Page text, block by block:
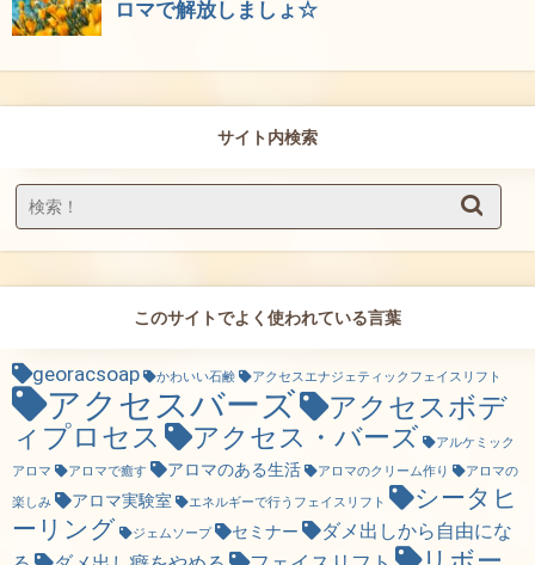
サイト内検索
このサイトでよく使われている言葉
georacsoap かわいい石鹸 アクセスエナジェティックフェイスリフト
アクセスバーズ
アクセスボデ
ィプロセス
アクセス・バーズ
アルケミック
アロマ
アロマで癒す アロマのある生活 アロマのクリーム作り
アロマの
楽しみ
アロマ実験室 エネルギーで行うフェイスリフト
シータヒ
ーリング
ジェムソープ セミナー
ダメ出しから自由にな